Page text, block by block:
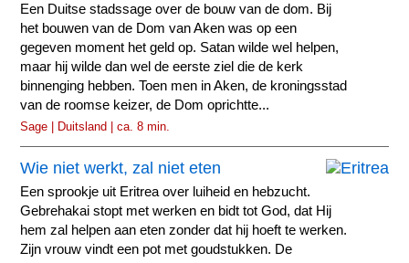
Een Duitse stadssage over de bouw van de dom. Bij
het bouwen van de Dom van Aken was op een
gegeven moment het geld op. Satan wilde wel helpen,
maar hij wilde dan wel de eerste ziel die de kerk
binnenging hebben. Toen men in Aken, de kroningsstad
van de roomse keizer, de Dom oprichtte...
Sage | Duitsland | ca. 8 min.
Wie niet werkt, zal niet eten
Een sprookje uit Eritrea over luiheid en hebzucht.
Gebrehakai stopt met werken en bidt tot God, dat Hij
hem zal helpen aan eten zonder dat hij hoeft te werken.
Zijn vrouw vindt een pot met goudstukken. De